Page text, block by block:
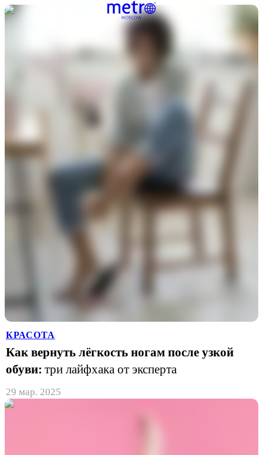
КРАСОТА
Как вернуть лёгкость ногам после узкой
обуви: три лайфхака от эксперта
29 мар. 2025